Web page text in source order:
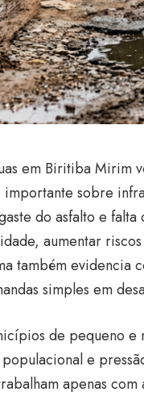
em Biritiba Mirim
sobre
do asfalto e
aumentar
também evidencia
simples em
de pequeno
e
apenas